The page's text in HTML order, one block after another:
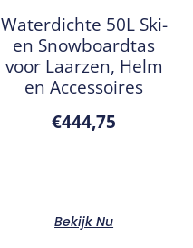
Waterdichte 50L Ski-
en Snowboardtas
voor Laarzen, Helm
en Accessoires
€444,75
Bekijk Nu